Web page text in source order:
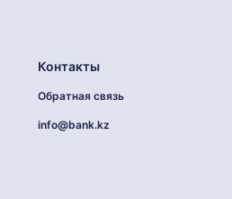
Контакты
Обратная связь
info@bank.kz